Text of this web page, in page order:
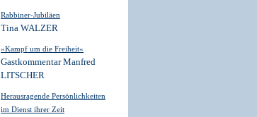
Rabbiner-Jubiläen
Tina WALZER
»Kampf um die Freiheit«
Gastkommentar Manfred
LITSCHER
Herausragende Persönlichkeiten
im Dienst ihrer Zeit